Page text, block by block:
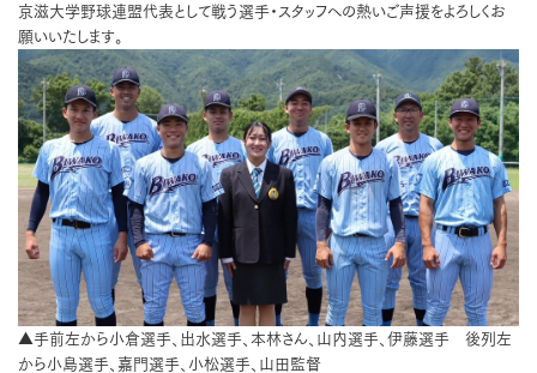
京滋大学野球連盟代表として戦う選手・スタッフへの熱いご声援をよろしくお
願いいたします。
▲手前左から小倉選手、出水選手、本林さん、山内選手、伊藤選手 後列左
から小島選手、嘉門選手、小松選手、山田監督